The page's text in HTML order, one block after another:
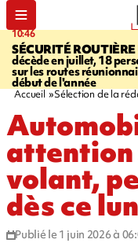
10:46
SÉCURITÉ ROUTIÈRE
décède en juillet, 18
sur les routes
début de l'année
Accueil Sélection de la
attention
volant,
dès ce
Publié le 1 juin 2026 à